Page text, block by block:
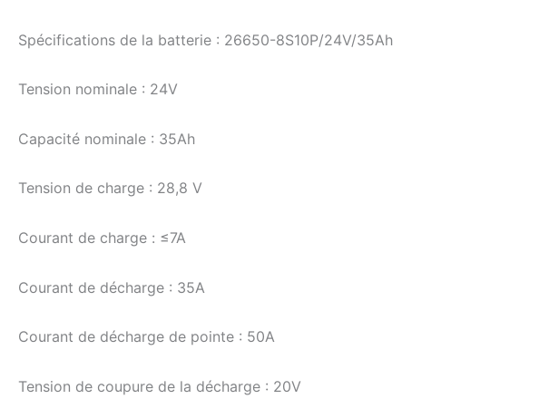
Spécifications de la batterie : 26650-8S10P/24V/35Ah
Tension nominale : 24V
Capacité nominale : 35Ah
Tension de charge : 28,8 V
Courant de charge : ≤7A
Courant de décharge : 35A
Courant de décharge de pointe : 50A
Tension de coupure de la décharge : 20V